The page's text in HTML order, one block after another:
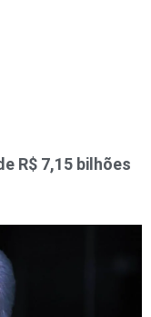
R$ 7,15 bilhões